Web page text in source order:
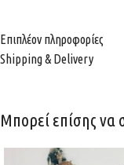
Επιπλέον πληροφορίες
Shipping & Delivery
Μπορεί επίσης να